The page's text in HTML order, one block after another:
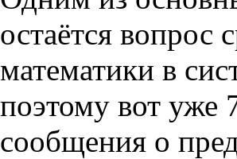
остаётся вопрос
математики в
поэтому вот уже
сообщения о